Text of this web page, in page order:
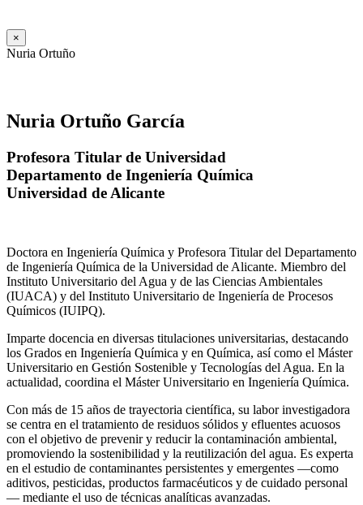
×
Nuria Ortuño
Nuria Ortuño García
Profesora Titular de Universidad
Departamento de Ingeniería Química
Universidad de Alicante
Doctora en Ingeniería Química y Profesora Titular del Departamento
de Ingeniería Química de la Universidad de Alicante. Miembro del
Instituto Universitario del Agua y de las Ciencias Ambientales
(IUACA) y del Instituto Universitario de Ingeniería de Procesos
Químicos (IUIPQ).
Imparte docencia en diversas titulaciones universitarias, destacando
los Grados en Ingeniería Química y en Química, así como el Máster
Universitario en Gestión Sostenible y Tecnologías del Agua. En la
actualidad, coordina el Máster Universitario en Ingeniería Química.
Con más de 15 años de trayectoria científica, su labor investigadora
se centra en el tratamiento de residuos sólidos y efluentes acuosos
con el objetivo de prevenir y reducir la contaminación ambiental,
promoviendo la sostenibilidad y la reutilización del agua. Es experta
en el estudio de contaminantes persistentes y emergentes —como
aditivos, pesticidas, productos farmacéuticos y de cuidado personal
— mediante el uso de técnicas analíticas avanzadas.